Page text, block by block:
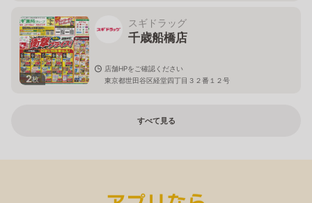
2枚
スギドラッグ
千歳船橋店
店舗HPをご確認ください
東京都世田谷区経堂四丁目３２番１２号
すべて見る